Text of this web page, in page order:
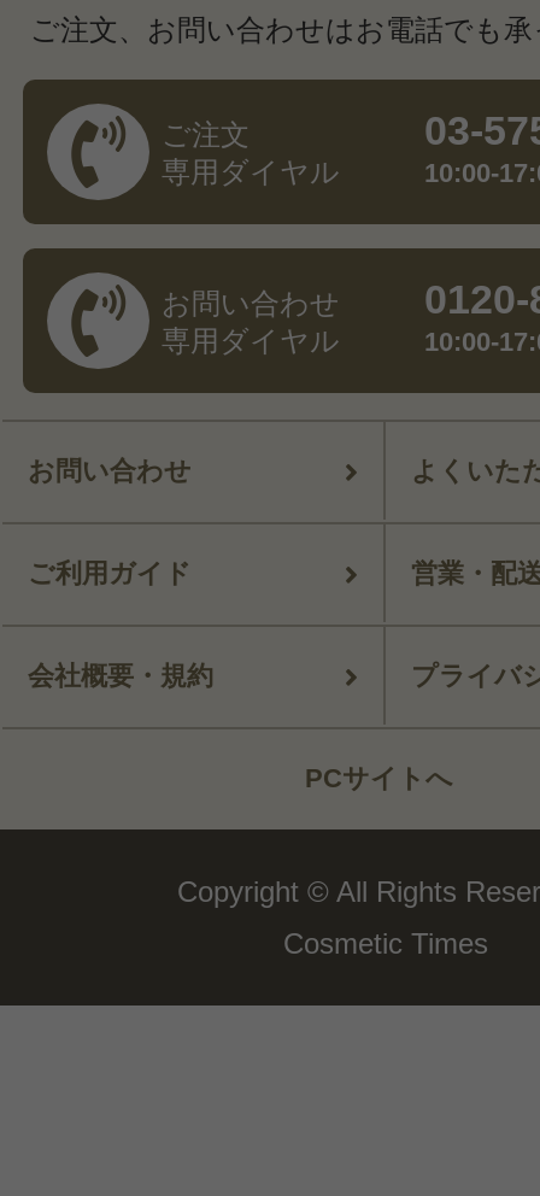
ご注文、お問い合わせはお電話でも
ご注文
専用ダイヤル
03-
10:00-
お問い合わせ
専用ダイヤル
10:00-
お問い合わせ よくいた
ご利用ガイド 営業・配
会社概要・規約 プライバ
PCサイトへ
Copyright © All Rights
Cosmetic Times